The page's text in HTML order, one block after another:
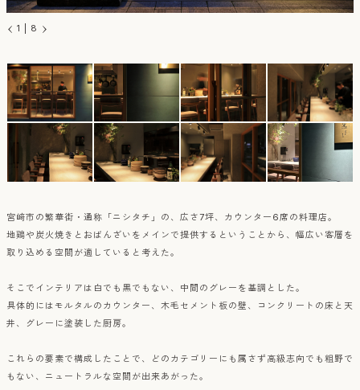
1 8
宮﨑市の繁華街・通称「ニシタチ」の、広さ7坪、カウンター6席の料理店。
地鶏や炭火焼きとおばんざいをメインで提供するということから、幅広い客層を
取り込める空間が適していると考えた。
そこでインテリアは白でも黒でもない、中間のグレーを基調とした。
具体的にはモルタルのカウンター、木毛セメント板の壁、コンクリートの床と天
井、グレーに塗装した厨房。
これらの要素で構成したことで、どのカテゴリーにも属さず高級志向でも粗野で
もない、ニュートラルな空間が出来あがった。